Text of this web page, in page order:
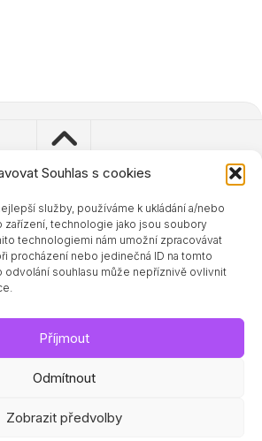
Souhlas s cookies
služby, používáme k ukládání a/nebo
zařízení, technologie jako jsou soubory
technologiemi nám umožní zpracovávat
procházení nebo jedinečná ID na tomto
odvolání souhlasu může nepříznivě ovlivnit
Příjmout
Odmítnout
Zobrazit předvolby
- 2024 Zdravisimo.cz
byWordPress. Theme by Alx.
a doporučené odkazy:
|iHubnutí.eu